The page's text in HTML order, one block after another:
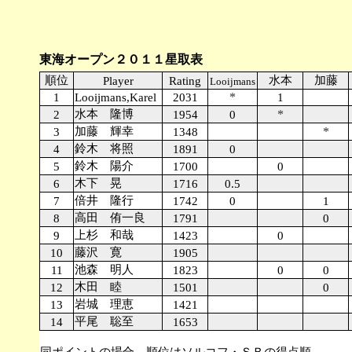
東海オープン２０１１星取表
順位 Player Rating Looijmans 水本
加藤
1
Looijmans,Karel 2031 *
1
2
水本 隆博 1954 0 *
3 加藤 輝幸 1348 *
4 鈴木 将照 1891
0
5
鈴木 陽介 1700
0
6
木下 晃 1716
0.5
7
倍井 隆行 1742 0
1
8
高田 侑一良 1791
0
9
上杉 和哉 1423
0
10
藤沢 寛
1905
11
池森 明人 1823 0
0
12
木田 睦 1501
0
13
岩城 理恵
1421
14
平尾 聡至 1653